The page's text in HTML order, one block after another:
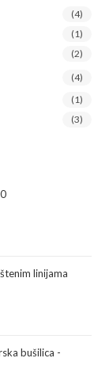
(4)
(1)
(2)
(4)
(1)
(3)
рсд.linijama
рсд.
bušilica -